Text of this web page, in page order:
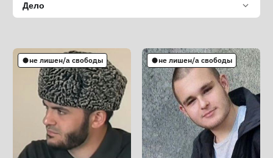
Дело
не лишен/а свободы не лишен/а свободы